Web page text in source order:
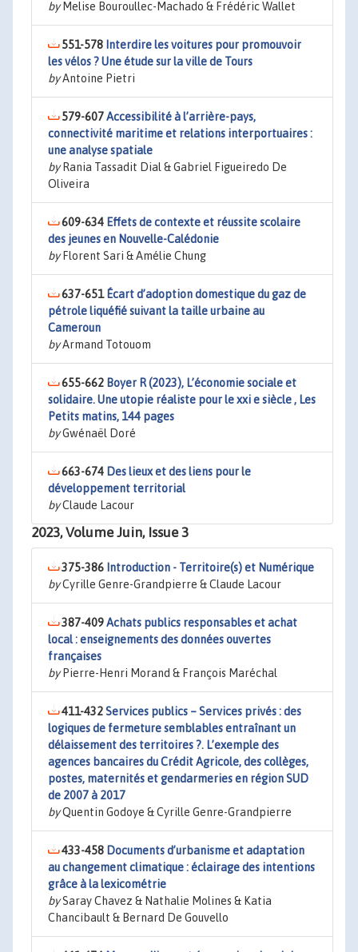
byMelise Bouroullec-Machado & Frédéric Wallet
551-578 Interdire les voitures pour promouvoir
les vélos ? Une étude sur la ville de Tours
byAntoine Pietri
579-607Accessibilité à l’arrière-pays,
connectivité maritime et relations interportuaires :
une analyse spatiale
byRania Tassadit Dial & Gabriel Figueiredo De
Oliveira
609-634 Effets de contexte et réussite scolaire
des jeunes en Nouvelle-Calédonie
byFlorent Sari & Amélie Chung
637-651 Écart d’adoption domestique du gaz de
pétrole liquéfié suivant la taille urbaine au
Cameroun
byArmand Totouom
655-662 Boyer R (2023), L’économie sociale et
solidaire. Une utopie réaliste pour le xxi e siècle , Les
Petits matins, 144 pages
byGwénaël Doré
663-674 Des lieux et des liens pour le
développement territorial
byClaude Lacour
2023, Volume Juin, Issue 3
375-386 Introduction - Territoire(s) et Numérique
byCyrille Genre-Grandpierre & Claude Lacour
387-409Achats publics responsables et achat
local : enseignements des données ouvertes
françaises
byPierre-Henri Morand & François Maréchal
411-432Services publics – Services privés : des
logiques de fermeture semblables entraînant un
délaissement des territoires ?. L’exemple des
agences bancaires du Crédit Agricole, des collèges,
postes, maternités et gendarmeries en région SUD
de 2007 à 2017
byQuentin Godoye & Cyrille Genre-Grandpierre
433-458 Documents d’urbanisme et adaptation
au changement climatique : éclairage des intentions
grâce à la lexicométrie
bySaray Chavez & Nathalie Molines & Katia
Chancibault & Bernard De Gouvello